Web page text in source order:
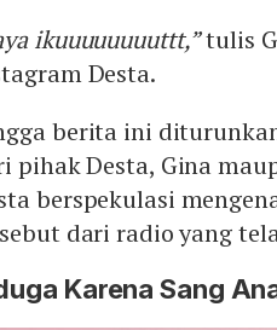
ikuuuuuuuuttt,”tulis
Desta.
berita ini
pihak Desta, Gina
berspekulasi
dari radio yang
Karena Sang